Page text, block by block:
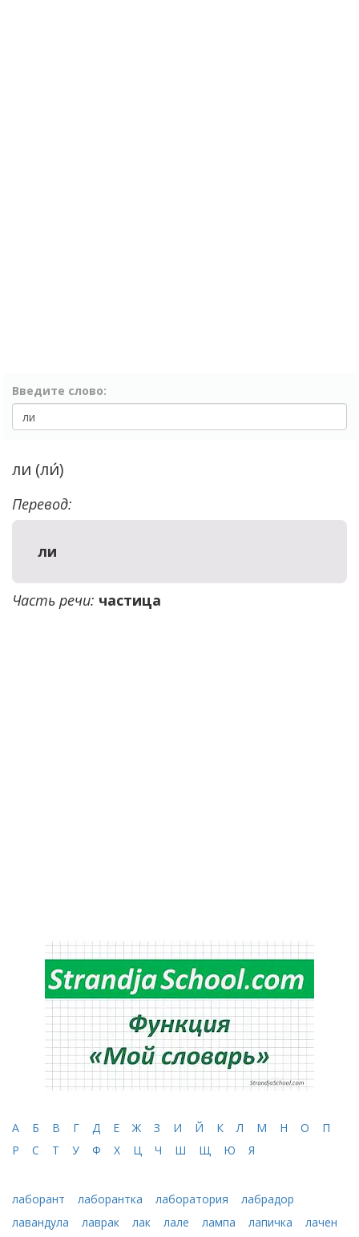
Введите слово:
ли (ли́)
Перевод:
ли
Часть речи: частица
А Б В Г Д Е Ж З И Й К Л М Н О
П
Р
С Т У Ф Х Ц Ч Ш Щ Ю Я
лаборант лаборантка лаборатория
лабрадор
лавандула
лаврак лак лале лампа лапичка
лачен